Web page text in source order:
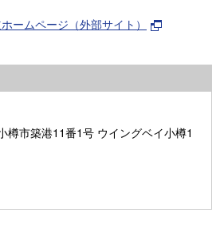
ームページ（外部サイト）
市築港11番1号 ウイングベイ小樽1